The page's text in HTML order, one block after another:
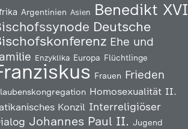
Argentinien Asien Benedikt XVI
Deutsche
Ehe und
Enzyklika Europa Flüchtlinge
Frauen Frieden
Homosexualität II.
Konzil Interreligiöser
Johannes Paul II. Jugend